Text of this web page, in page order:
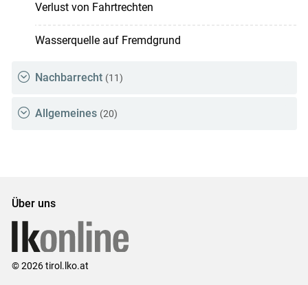
Verlust von Fahrtrechten
Wasserquelle auf Fremdgrund
Nachbarrecht (11)
Allgemeines (20)
Über uns
© 2026 tirol.lko.at